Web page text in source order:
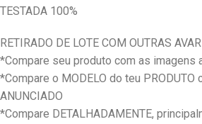
TESTADA 100%
RETIRADO DE LOTE COM OUTRAS
*Compare seu produto com as imagens
*Compare o MODELO do teu PRODUTO
ANUNCIADO
*Compare DETALHADAMENTE,